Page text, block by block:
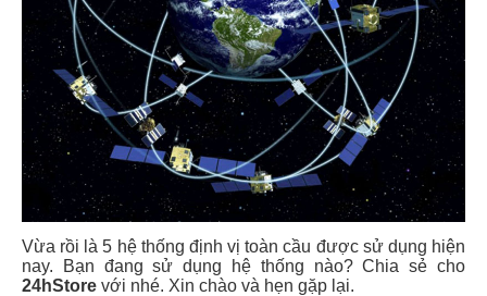
Vừa rồi là 5 hệ thống định vị toàn cầu được sử dụng hiện
nay. Bạn đang sử dụng hệ thống nào? Chia sẻ cho
24hStore với nhé. Xin chào và hẹn gặp lại.